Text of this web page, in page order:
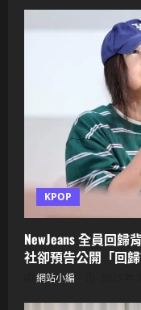
KPOP
NewJeans 全員回
社卻預告公開「回
網站小編